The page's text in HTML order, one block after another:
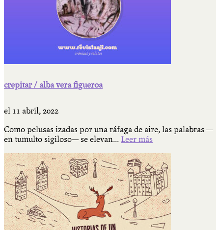
crepitar / alba vera figueroa
el 11 abril, 2022
Como pelusas izadas por una ráfaga de aire, las palabras —
en tumulto sigiloso— se elevan... Leer más